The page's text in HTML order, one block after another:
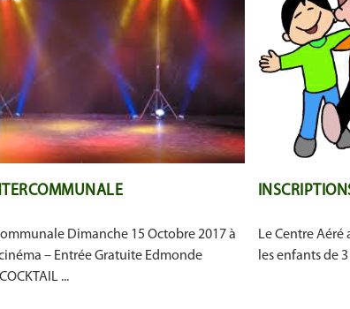
Dimanche 15 Octobre 2017 à
– Entrée Gratuite Edmonde
...
Le Centre
les enfants de 3